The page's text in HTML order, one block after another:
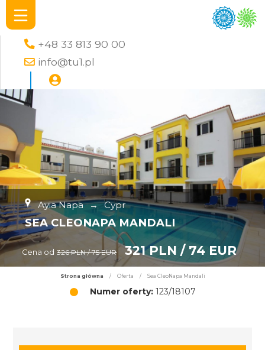
+48 33 813 90 00
info@tu1.pl
Ayia Napa → Cypr
SEA CLEONAPA MANDALI
Cena od 326 PLN / 75 EUR 321 PLN / 74 EUR
Strona główna / Oferta / Sea CleoNapa Mandali
Numer oferty:123/18107